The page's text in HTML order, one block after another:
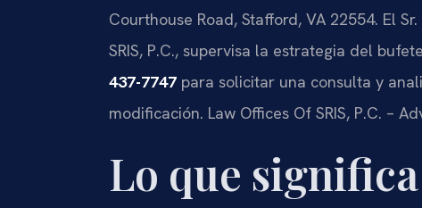
Courthouse Road, Stafford, VA 22554. El
SRIS, P.C., supervisa la estrategia del
437-7747 para solicitar una consulta y
modificación. Law Offices Of SRIS, P.C. –
Lo que